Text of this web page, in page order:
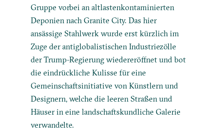
Gruppe vorbei an altlastenkontaminierten
Deponien nach Granite City. Das hier
ansässige Stahlwerk wurde erst kürzlich im
Zuge der antiglobalistischen Industriezölle
der Trump-Regierung wiedereröffnet und bot
die eindrückliche Kulisse für eine
Gemeinschaftsinitiative von Künstlern und
Designern, welche die leeren Straßen und
Häuser in eine landschaftskundliche Galerie
verwandelte.